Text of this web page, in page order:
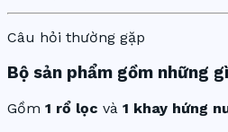
Câu hỏi thường gặp
Bộ sản phẩm gồm những
Gồm 1 rổ lọc và 1 khay hứng